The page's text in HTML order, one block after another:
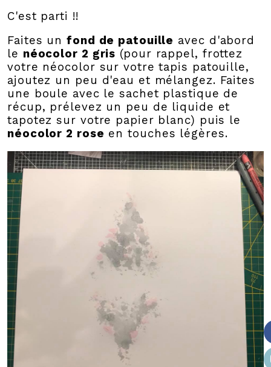
C'est parti !!
Faites un fond de patouille avec d'abord
le néocolor 2 gris (pour rappel, frottez
votre néocolor sur votre tapis patouille,
ajoutez un peu d'eau et mélangez. Faites
une boule avec le sachet plastique de
récup, prélevez un peu de liquide et
tapotez sur votre papier blanc) puis le
néocolor 2 rose en touches légères.